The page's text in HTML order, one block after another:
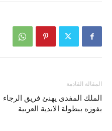
المقالة القادمة
الملك المفدى يهنئ فريق الرجاء
بفوزه ببطولة الاندية العربية